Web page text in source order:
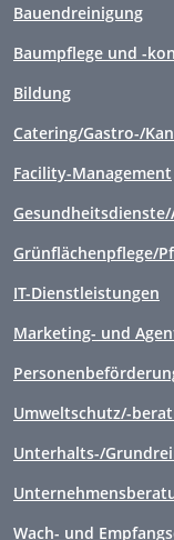
Bauendreinigung
Baumpflege und -
Bildung
Catering/Gastro-/
Facility-Management
Grünflächenpflege/
IT-Dienstleistungen
Marketing- und
Umweltschutz/-
Unterhalts-/
Wach- und